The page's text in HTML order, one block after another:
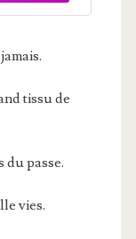
tissu de
du passe.
vies.